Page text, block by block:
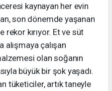
kaynayan her evin
son dönemde yaşanan
rekor kırıyor. Et ve süt
alışmaya çalışan
olan soğanın
büyük bir şok yaşadı.
tüketiciler, artık taneyle